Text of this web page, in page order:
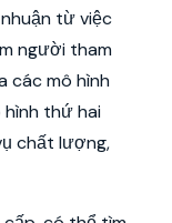
từ việc
người tham
các mô hình
thứ hai
chất lượng,